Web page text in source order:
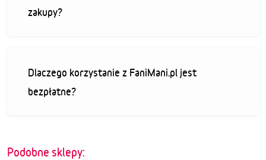
zakupy?
Dlaczego korzystanie z FaniMani.pl jest
bezpłatne?
Podobne sklepy: